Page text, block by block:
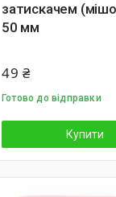
затискачем
50 мм
49 ₴
Готово до відправки
Купити